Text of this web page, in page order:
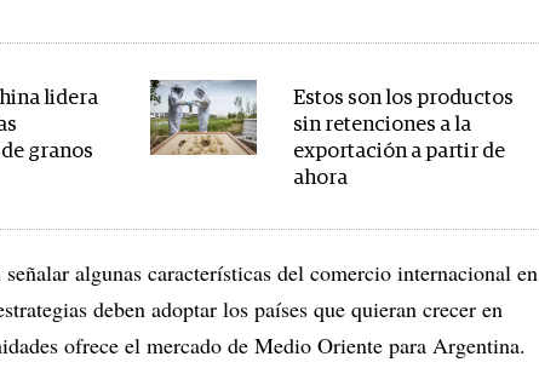
lidera
granos
Estos son los productos
sin retenciones a la
exportación a partir de
ahora
algunas características del comercio internacional en
deben adoptar los países que quieran crecer en
ofrece el mercado de Medio Oriente para Argentina.